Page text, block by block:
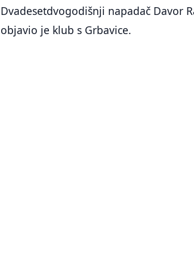
Dvadesetdvogodišnji napadač Davor
objavio je klub s Grbavice.